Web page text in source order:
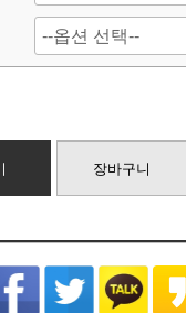
장바구니